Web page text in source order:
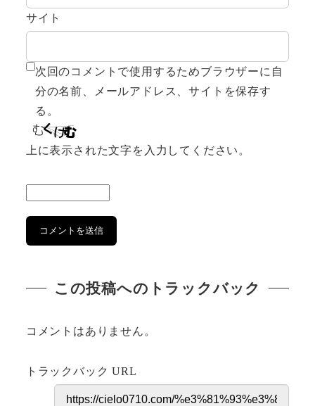
サイト
次回のコメントで使用するためブラウザーに自
分の名前、メールアドレス、サイトを保存す
る。
上に表示された文字を入力してください。
この投稿へのトラックバック
コメントはありません。
トラックバック URL